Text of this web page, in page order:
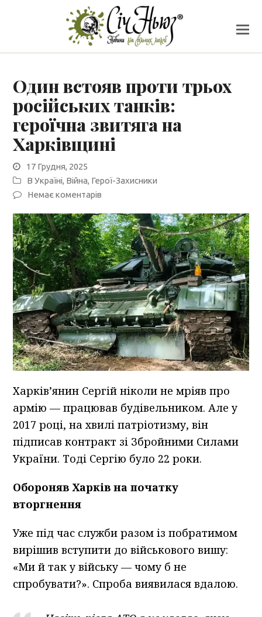
Один встояв проти трьох
російських танків:
героїчна звитяга на
Харківщині
17 Грудня, 2025
В Україні, Війна, Герої-Захисники
Немає коментарів
Харків’янин Сергій ніколи не мріяв про
армію — працював будівельником. Але у
2017 році, на хвилі патріотизму, він
підписав контракт зі Збройними Силами
України. Тоді Сергію було 22 роки.
Обороняв Харків на початку
вторгнення
Уже під час служби разом із побратимом
вирішив вступити до військового вишу:
«Ми й так у війську — чому б не
спробувати?». Спроба виявилася вдалою.